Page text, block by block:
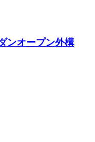
ンオープン外構